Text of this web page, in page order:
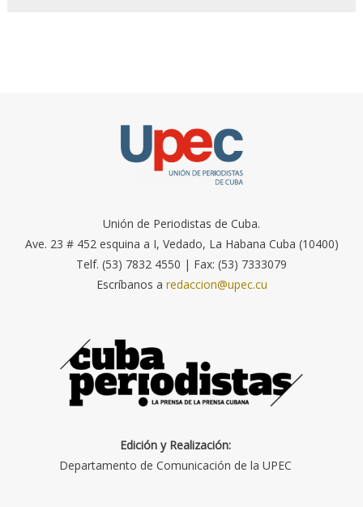
Unión de Periodistas de Cuba.
Ave. 23 # 452 esquina a I, Vedado, La Habana Cuba (10400)
Telf. (53) 7832 4550 | Fax: (53) 7333079
Escríbanos a redaccion@upec.cu
Edición y Realización:
Departamento de Comunicación de la UPEC